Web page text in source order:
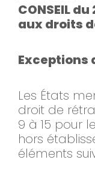
CONSEIL
aux droits
Exceptions
Les États
droit de
9 à 15 pour
hors
éléments